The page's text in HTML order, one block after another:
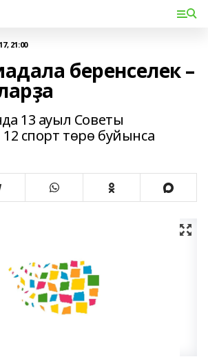
21:00
беренселек –
13 ауыл Советы
спорт төрө буйынса